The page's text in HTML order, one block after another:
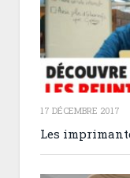
17 DÉCEMBRE 2017
Les